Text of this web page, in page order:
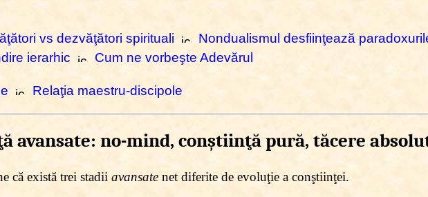
vs dezvăţători spirituali
Nondualismul desfiinţează
ierarhic
Cum ne vorbeşte Adevărul
Relaţia maestru-discipole
avansate: no-mind, conştiinţă pură, tăcere
că există trei stadii avansate net diferite de evoluţie a conştiinţei.